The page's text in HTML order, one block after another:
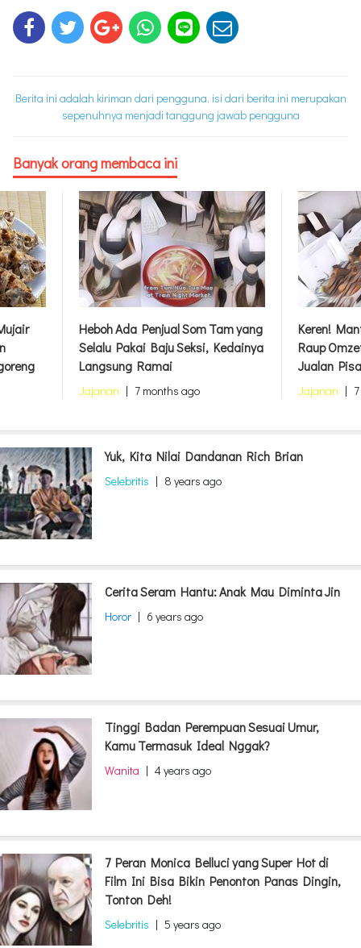
Berita ini adalah kiriman dari pengguna, isi dari berita ini merupakan
sepenuhnya menjadi tanggung jawab pengguna
Banyak orang membaca ini
Heboh Ada Penjual Som Tam yang
Selalu Pakai Baju Seksi, Kedainya
Langsung Ramai
Jajanan | 7 months ago
Keren!
Raup
Jualan
Jajanan |
Yuk, Kita Nilai Dandanan Rich Brian
Selebritis | 8 years ago
Cerita Seram Hantu: Anak Mau Diminta Jin
Horor | 6 years ago
Tinggi Badan Perempuan Sesuai Umur,
Kamu Termasuk Ideal Nggak?
Wanita | 4 years ago
7 Peran Monica Belluci yang Super Hot di
Film Ini Bisa Bikin Penonton Panas Dingin,
Tonton Deh!
Selebritis | 5 years ago